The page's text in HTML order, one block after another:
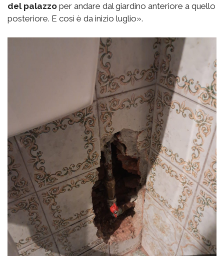
del palazzo per andare dal giardino anteriore a quello
posteriore. E così è da inizio luglio».